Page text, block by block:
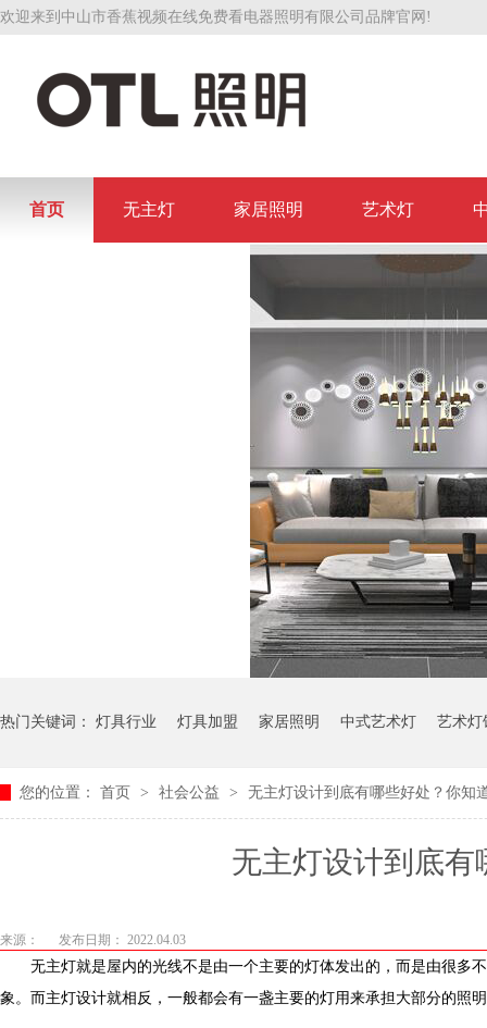
欢迎来到中山市香蕉视频在线免费看电器照明有限公司品牌官网!
首页 无主灯 家居照明 艺术灯
热门关键词： 灯具行业 灯具加盟 家居照明 中式艺术灯 艺术灯
您的位置： 首页 > 社会公益 > 无主灯设计到底有哪些好处？你知道吗
无主灯设计到底有哪
来源： 发布日期： 2022.04.03
无主灯就是屋内的光线不是由一个主要的灯体发出的，而是由很
象。 而主灯设计就相反，一般都会有一盏主要的灯用来承担大部分的照明